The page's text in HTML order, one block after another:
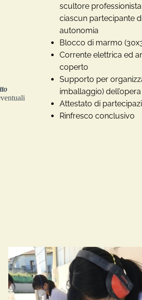
scultore
ciascun partecipante
autonomia
Blocco di marmo
Corrente elettrica ed
coperto
Supporto per
imballaggio)
Attestato di
Rinfresco conclusivo